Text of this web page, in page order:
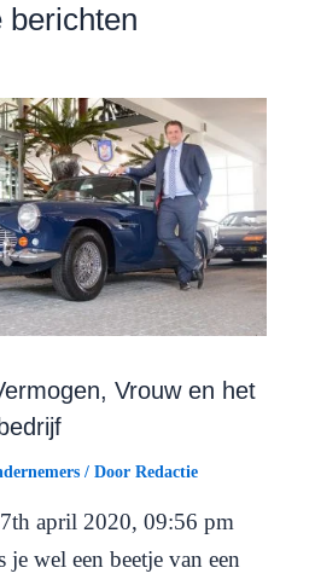
berichten
Vrouw en het
/ Door Redactie
april 2020, 09:56 pm
wel een beetje van een